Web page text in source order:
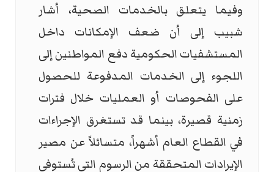
وفيما يتعلق بالخدمات الصحية، أشار
شبيب إلى أن ضعف الإمكانات داخل
المستشفيات الحكومية دفع المواطنين إلى
اللجوء إلى الخدمات المدفوعة للحصول
على الفحوصات أو العمليات خلال فترات
زمنية قصيرة، بينما قد تستغرق الإجراءات
في القطاع العام أشهراً، متسائلاً عن مصير
الإيرادات المتحققة من الرسوم التي تُستوفى